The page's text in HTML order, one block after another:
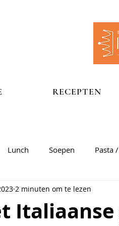
RECEPTEN
Lunch Soepen Pasta
& groentegerechten
2 minuten om te lezen